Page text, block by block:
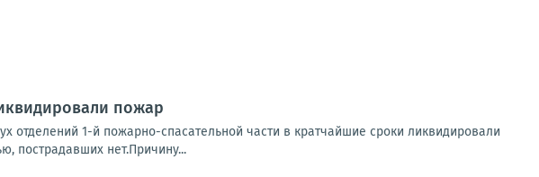
пожар
отделений 1-й пожарно-спасательной части в кратчайшие сроки ликвидировали
пострадавших нет.Причину...